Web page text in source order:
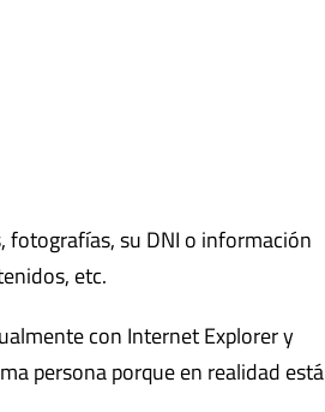
su DNI o información
etc.
con Internet Explorer y
persona porque en realidad está